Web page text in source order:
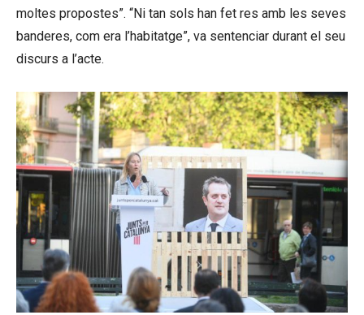
moltes propostes”. “Ni tan sols han fet res amb les seves
banderes, com era l’habitatge”, va sentenciar durant el seu
discurs a l’acte.